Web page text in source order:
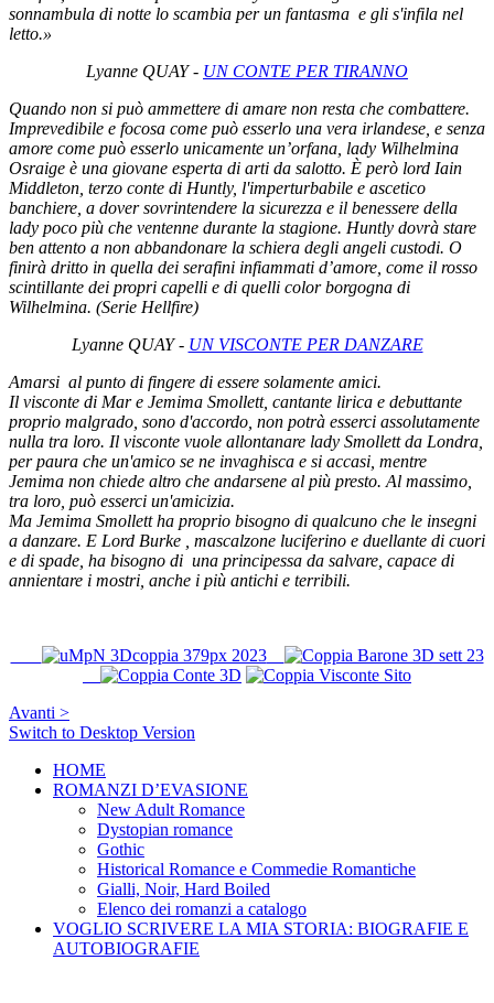
sonnambula di notte lo scambia per un fantasma e gli s'infila nel
letto.»
Lyanne QUAY - UN CONTE PER TIRANNO
Quando non si può ammettere di amare non resta che combattere.
Imprevedibile e focosa come può esserlo una vera irlandese, e senza
amore come può esserlo unicamente un’orfana, lady Wilhelmina
Osraige è una giovane esperta di arti da salotto. È però lord Iain
Middleton, terzo conte di Huntly, l'imperturbabile e ascetico
banchiere, a dover sovrintendere la sicurezza e il benessere della
lady poco più che ventenne durante la stagione. Huntly dovrà stare
ben attento a non abbandonare la schiera degli angeli custodi. O
finirà dritto in quella dei serafini infiammati d’amore, come il rosso
scintillante dei propri capelli e di quelli color borgogna di
Wilhelmina. (Serie Hellfire)
Lyanne QUAY - UN VISCONTE PER DANZARE
Amarsi al punto di fingere di essere solamente amici.
Il visconte di Mar e Jemima Smollett, cantante lirica e debuttante
proprio malgrado, sono d'accordo, non potrà esserci assolutamente
nulla tra loro. Il visconte vuole allontanare lady Smollett da Londra,
per paura che un'amico se ne invaghisca e si accasi, mentre
Jemima non chiede altro che andarsene al più presto. Al massimo,
tra loro, può esserci un'amicizia.
Ma Jemima Smollett ha proprio bisogno di qualcuno che le insegni
a danzare. E Lord Burke , mascalzone luciferino e duellante di cuori
e di spade , ha bisogno di una principessa da salvare, capace di
annientare i mostri, anche i più antichi e terribili.
Avanti >
Switch to Desktop Version
HOME
ROMANZI D’EVASIONE
New Adult Romance
Dystopian romance
Gothic
Historical Romance e Commedie Romantiche
Gialli, Noir, Hard Boiled
Elenco dei romanzi a catalogo
VOGLIO SCRIVERE LA MIA STORIA: BIOGRAFIE E
AUTOBIOGRAFIE